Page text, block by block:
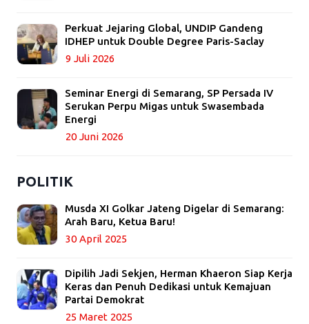
Perkuat Jejaring Global, UNDIP Gandeng
IDHEP untuk Double Degree Paris-Saclay
9 Juli 2026
Seminar Energi di Semarang, SP Persada IV
Serukan Perpu Migas untuk Swasembada
Energi
20 Juni 2026
POLITIK
Musda XI Golkar Jateng Digelar di Semarang:
Arah Baru, Ketua Baru!
30 April 2025
Dipilih Jadi Sekjen, Herman Khaeron Siap Kerja
Keras dan Penuh Dedikasi untuk Kemajuan
Partai Demokrat
25 Maret 2025